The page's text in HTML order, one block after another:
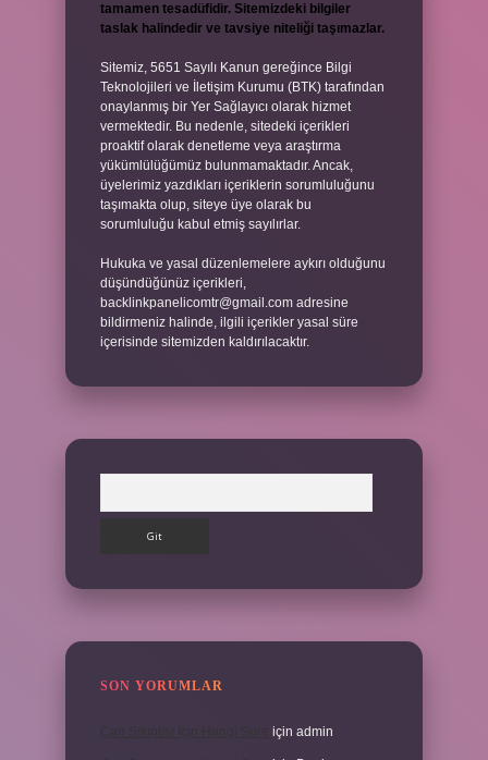
tamamen tesadüfidir. Sitemizdeki bilgiler
taslak halindedir ve tavsiye niteliği taşımazlar.
Sitemiz, 5651 Sayılı Kanun gereğince Bilgi
Teknolojileri ve İletişim Kurumu (BTK) tarafından
onaylanmış bir Yer Sağlayıcı olarak hizmet
vermektedir. Bu nedenle, sitedeki içerikleri
proaktif olarak denetleme veya araştırma
yükümlülüğümüz bulunmamaktadır. Ancak,
üyelerimiz yazdıkları içeriklerin sorumluluğunu
taşımakta olup, siteye üye olarak bu
sorumluluğu kabul etmiş sayılırlar.
Hukuka ve yasal düzenlemelere aykırı olduğunu
düşündüğünüz içerikleri,
backlinkpanelicomtr@gmail.com adresine
bildirmeniz halinde, ilgili içerikler yasal süre
içerisinde sitemizden kaldırılacaktır.
SON YORUMLAR
için admin